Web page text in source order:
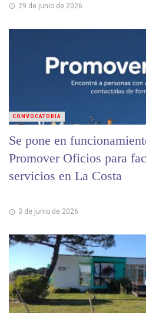
29 de junio de 2026
Se pone en
Promover Oficios para
servicios en La Costa
3 de junio de 2026
CONVOCATORIA